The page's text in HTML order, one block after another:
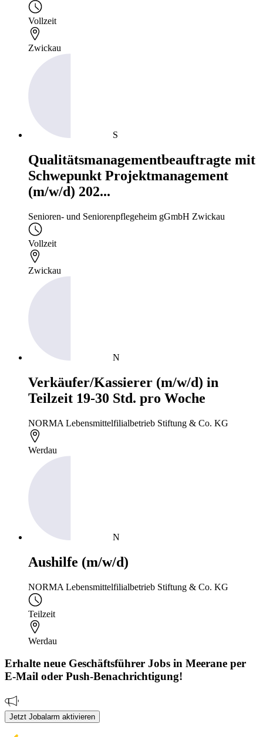
Vollzeit
Zwickau
S
Qualitätsmanagementbeauftragte mit
Schwepunkt Projektmanagement
(m/w/d) 202...
Senioren- und Seniorenpflegeheim gGmbH Zwickau
Vollzeit
Zwickau
N
Verkäufer/Kassierer (m/w/d) in
Teilzeit 19-30 Std. pro Woche
NORMA Lebensmittelfilialbetrieb Stiftung & Co. KG
Werdau
N
Aushilfe (m/w/d)
NORMA Lebensmittelfilialbetrieb Stiftung & Co. KG
Teilzeit
Werdau
Erhalte neue Geschäftsführer Jobs in Meerane per
E-Mail oder Push-Benachrichtigung!
Jetzt Jobalarm aktivieren